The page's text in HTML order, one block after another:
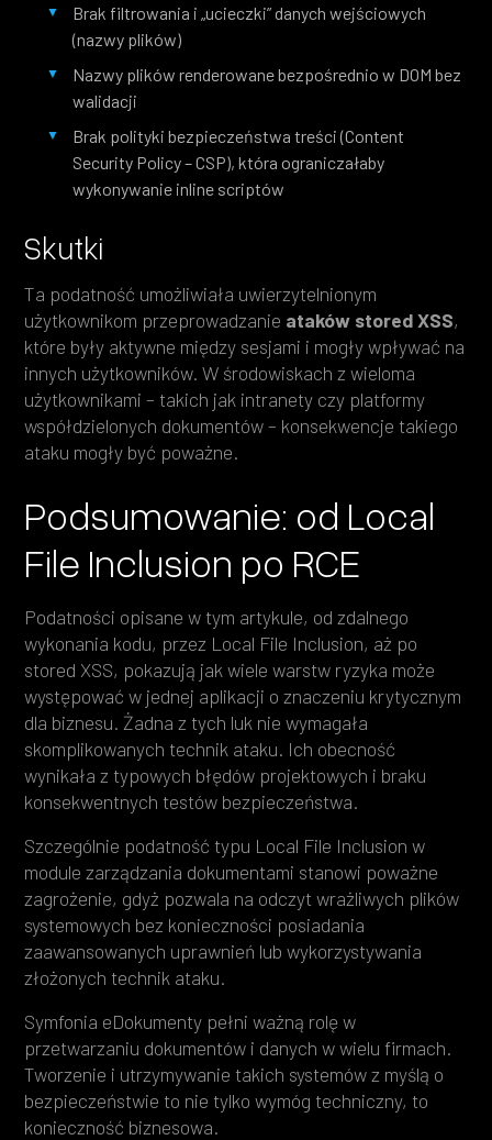
Brak filtrowania i „ucieczki” danych wejściowych
(nazwy plików)
Nazwy plików renderowane bezpośrednio w DOM bez
walidacji
Brak polityki bezpieczeństwa treści (Content
Security Policy – CSP), która ograniczałaby
wykonywanie inline scriptów
Skutki
Ta podatność umożliwiała uwierzytelnionym
użytkownikom przeprowadzanie ataków stored XSS,
które były aktywne między sesjami i mogły wpływać na
innych użytkowników. W środowiskach z wieloma
użytkownikami – takich jak intranety czy platformy
współdzielonych dokumentów – konsekwencje takiego
ataku mogły być poważne.
Podsumowanie: od Local
File Inclusion po RCE
Podatności opisane w tym artykule, od zdalnego
wykonania kodu, przez Local File Inclusion, aż po
stored XSS, pokazują jak wiele warstw ryzyka może
występować w jednej aplikacji o znaczeniu krytycznym
dla biznesu. Żadna z tych luk nie wymagała
skomplikowanych technik ataku. Ich obecność
wynikała z typowych błędów projektowych i braku
konsekwentnych testów bezpieczeństwa.
Szczególnie podatność typu Local File Inclusion w
module zarządzania dokumentami stanowi poważne
zagrożenie, gdyż pozwala na odczyt wrażliwych plików
systemowych bez konieczności posiadania
zaawansowanych uprawnień lub wykorzystywania
złożonych technik ataku.
Symfonia eDokumenty pełni ważną rolę w
przetwarzaniu dokumentów i danych w wielu firmach.
Tworzenie i utrzymywanie takich systemów z myślą o
bezpieczeństwie to nie tylko wymóg techniczny, to
konieczność biznesowa.